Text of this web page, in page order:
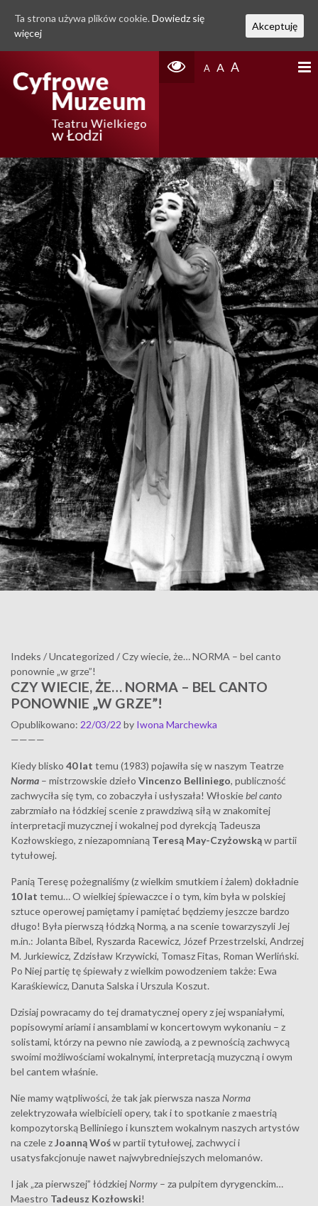
A A A
Indeks /Uncategorized /Czy wiecie, że… NORMA – bel canto
ponownie „w grze”!
CZY WIECIE, ŻE… NORMA – BEL CANTO
PONOWNIE „W GRZE”!
Opublikowano: 22/03/22 by Iwona Marchewka
————
Kiedy blisko 40 lat temu (1983) pojawiła się w naszym Teatrze
Norma – mistrzowskie dzieło Vincenzo Belliniego, publiczność
zachwyciła się tym, co zobaczyła i usłyszała! Włoskiebel canto
zabrzmiało na łódzkiej scenie z prawdziwą siłą w znakomitej
interpretacji muzycznej i wokalnej pod dyrekcją Tadeusza
Kozłowskiego, z niezapomnianą Teresą May-Czyżowskąw partii
tytułowej.
Panią Teresę pożegnaliśmy (z wielkim smutkiem i żalem) dokładnie
10 lat temu… O wielkiej śpiewaczce i o tym, kim była w polskiej
sztuce operowej pamiętamy i pamiętać będziemy jeszcze bardzo
długo! Była pierwszą łódzką Normą, a na scenie towarzyszyli Jej
m.in.: Jolanta Bibel, Ryszarda Racewicz, Józef Przestrzelski, Andrzej
M. Jurkiewicz, Zdzisław Krzywicki, Tomasz Fitas, Roman Werliński.
Po Niej partię tę śpiewały z wielkim powodzeniem także: Ewa
Karaśkiewicz, Danuta Salska i Urszula Koszut.
Dzisiaj powracamy do tej dramatycznej opery z jej wspaniałymi,
popisowymi ariami i ansamblami w koncertowym wykonaniu – z
solistami, którzy na pewno nie zawiodą, a z pewnością zachwycą
swoimi możliwościami wokalnymi, interpretacją muzyczną i owym
bel cantem właśnie.
Nie mamy wątpliwości, że tak jak pierwsza nasza Norma
zelektryzowała wielbicieli opery, tak i to spotkanie z maestrią
kompozytorską Belliniego i kunsztem wokalnym naszych artystów
na czele zJoanną Wośw partii tytułowej, zachwyci i
usatysfakcjonuje nawet najwybredniejszych melomanów.
I jak „za pierwszej” łódzkiej Normy – za pulpitem dyrygenckim…
Maestro Tadeusz Kozłowski!
Ta strona używa plików cookie. Dowiedz się
więcej
Akceptuję